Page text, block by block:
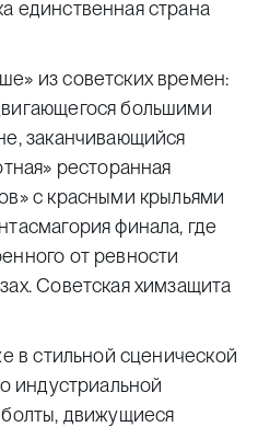
единственная страна
из советских времен:
большими
заканчивающийся
ресторанная
с красными крыльями
финала, где
от ревности
Советская химзащита
в стильной сценической
индустриальной
движущиеся